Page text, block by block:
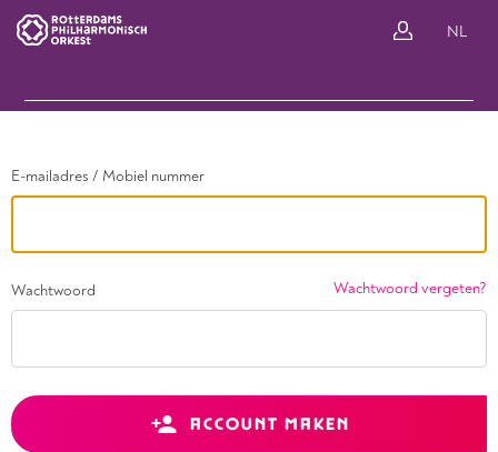
NL
E-mailadres / Mobiel nummer
Wachtwoord Wachtwoord vergeten?
ACCOUNT MAKEN